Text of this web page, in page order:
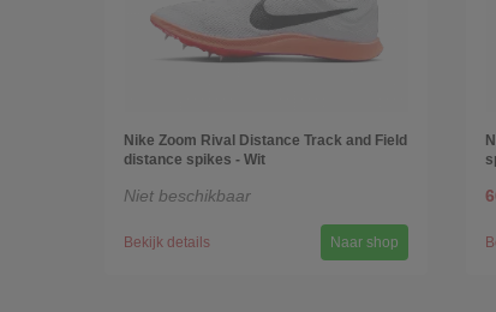
Nike Zoom Rival Distance Track and Field
distance spikes - Wit
Niet beschikbaar
Bekijk details Naar shop